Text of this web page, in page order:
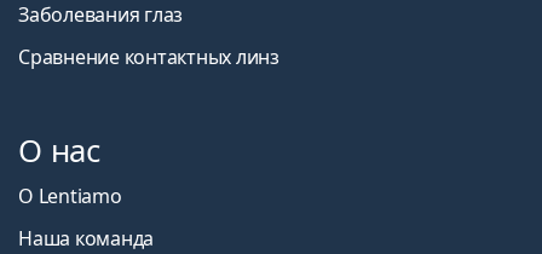
Заболевания глаз
Сравнение контактных линз
О нас
О Lentiamo
Наша команда